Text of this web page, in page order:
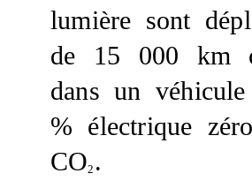
lumière sont
de 15 000 km
dans un
% électrique
CO2 .